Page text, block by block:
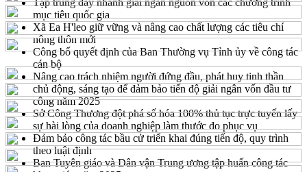
Tập trung đẩy nhanh giải ngân nguồn vốn các chương trình
mục tiêu quốc gia
Xã Ea H'leo giữ vững và nâng cao chất lượng các tiêu chí
nông thôn mới
Công bố quyết định của Ban Thường vụ Tỉnh ủy về công tác
cán bộ
Nâng cao trách nhiệm người đứng đầu, phát huy tinh thần
chủ động, sáng tạo để đảm bảo tiến độ giải ngân vốn đầu tư
công năm 2025
Sở Công Thương đột phá số hóa 100% thủ tục trực tuyến lấy
sự hài lòng của doanh nghiệp làm thước đo phục vụ
Đảm bảo công tác bầu cử triển khai đúng tiến độ, quy trình
theo luật định
Ban Tuyên giáo và Dân vận Trung ương tập huấn công tác